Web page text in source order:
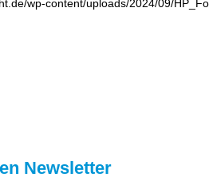
Newsletter